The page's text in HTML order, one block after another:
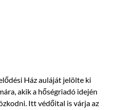
Ház auláját jelölte ki
akik a hőségriadó idején
Itt védőital is várja az